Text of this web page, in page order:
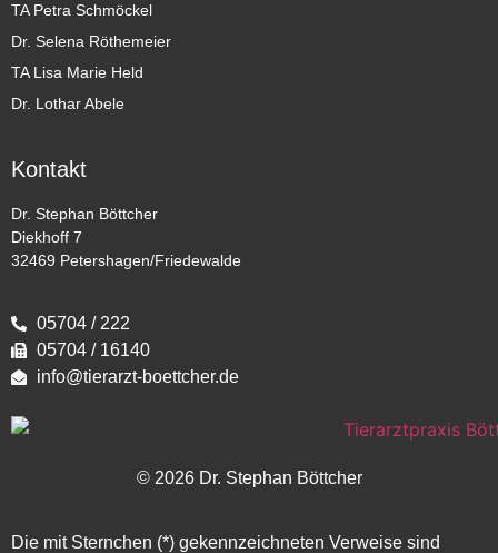
TA Petra Schmöckel
Dr. Selena Röthemeier
TA Lisa Marie Held
Dr. Lothar Abele
Kontakt
Dr. Stephan Böttcher
Diekhoff 7
32469 Petershagen/Friedewalde
05704 / 222
05704 / 16140
info@tierarzt-boettcher.de
© 2026 Dr. Stephan Böttcher
Die mit Sternchen (*) gekennzeichneten Verweise sind